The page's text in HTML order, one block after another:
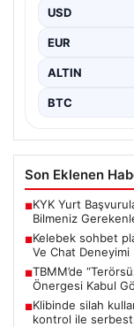
İnternet
USD
EUR
ALTIN
BTC
Son Eklenen
■KYK Yurt
Bilmeniz
■Kelebek sohbet
Ve Chat Deneyimi
■TBMM’de
Önergesi Kabul
■Klibinde silah
kontrol ile serbest